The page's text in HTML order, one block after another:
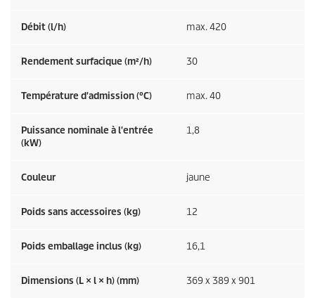
Débit (l/h) max. 420
Rendement surfacique (m²/h) 30
Température d'admission (°C) max. 40
Puissance nominale à l'entrée
(kW)
1,8
Couleur jaune
Poids sans accessoires (kg) 12
Poids emballage inclus (kg) 16,1
Dimensions (L × l × h) (mm) 369 x 389 x 901